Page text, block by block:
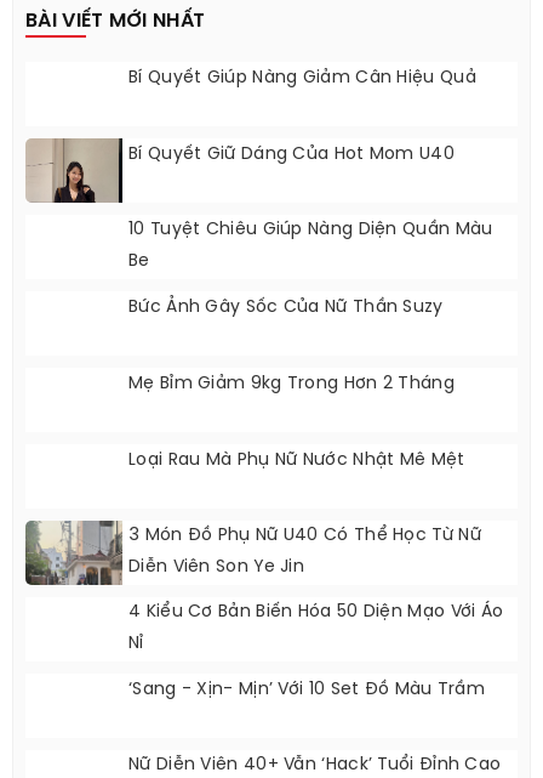
BÀI VIẾT MỚI NHẤT
Bí Quyết Giúp Nàng Giảm Cân Hiệu Quả
Bí Quyết Giữ Dáng Của Hot Mom U40
10 Tuyệt Chiêu Giúp Nàng Diện Quần Màu
Be
Bức Ảnh Gây Sốc Của Nữ Thần Suzy
Mẹ Bỉm Giảm 9kg Trong Hơn 2 Tháng
Loại Rau Mà Phụ Nữ Nước Nhật Mê Mệt
3 Món Đồ Phụ Nữ U40 Có Thể Học Từ Nữ
Diễn Viên Son Ye Jin
4 Kiểu Cơ Bản Biến Hóa 50 Diện Mạo Với Áo
Nỉ
‘Sang - Xịn- Mịn’ Với 10 Set Đồ Màu Trầm
Nữ Diễn Viên 40+ Vẫn ‘hack’ Tuổi Đỉnh Cao